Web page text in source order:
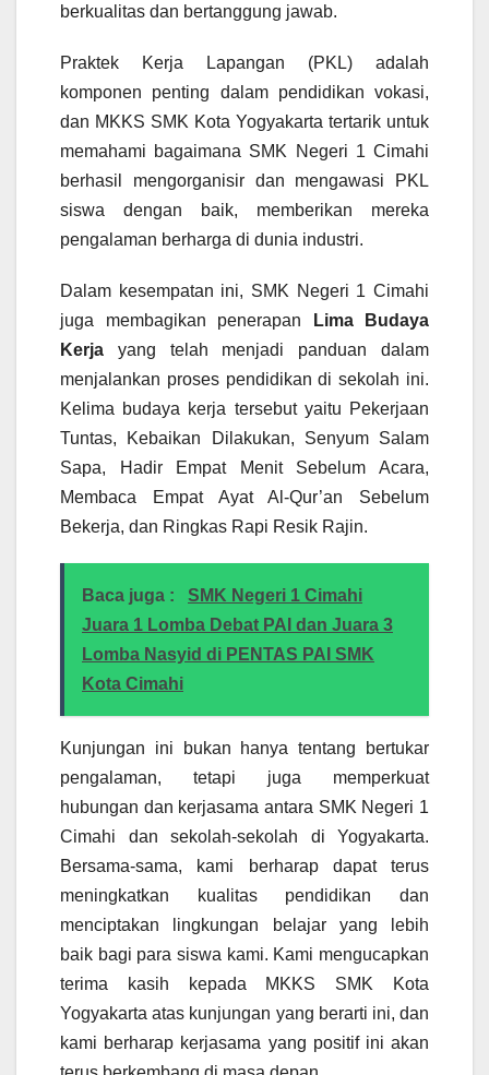
berkualitas dan bertanggung jawab.
Praktek Kerja Lapangan (PKL) adalah
komponen penting dalam pendidikan vokasi,
dan MKKS SMK Kota Yogyakarta tertarik untuk
memahami bagaimana SMK Negeri 1 Cimahi
berhasil mengorganisir dan mengawasi PKL
siswa dengan baik, memberikan mereka
pengalaman berharga di dunia industri.
Dalam kesempatan ini, SMK Negeri 1 Cimahi
juga membagikan penerapan
Lima Budaya
Kerja yang telah menjadi panduan dalam
menjalankan proses pendidikan di sekolah ini.
Kelima budaya kerja tersebut yaitu Pekerjaan
Tuntas, Kebaikan Dilakukan, Senyum Salam
Sapa, Hadir Empat Menit Sebelum Acara,
Membaca Empat Ayat Al-Qur’an Sebelum
Bekerja, dan Ringkas Rapi Resik Rajin.
Baca juga :
SMK Negeri 1 Cimahi
Juara 1 Lomba Debat PAI dan Juara 3
Lomba Nasyid di PENTAS PAI SMK
Kota Cimahi
Kunjungan ini bukan hanya tentang bertukar
pengalaman, tetapi juga memperkuat
hubungan dan kerjasama antara SMK Negeri 1
Cimahi dan sekolah-sekolah di Yogyakarta.
Bersama-sama, kami berharap dapat terus
meningkatkan kualitas pendidikan dan
menciptakan lingkungan belajar yang lebih
baik bagi para siswa kami. Kami mengucapkan
terima kasih kepada MKKS SMK Kota
Yogyakarta atas kunjungan yang berarti ini, dan
kami berharap kerjasama yang positif ini akan